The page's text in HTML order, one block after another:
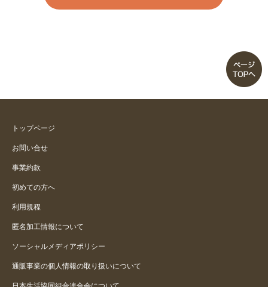
トップページ
お問い合せ
事業約款
初めての方へ
利用規程
匿名加工情報について
ソーシャルメディアポリシー
通販事業の個人情報の取り扱いについて